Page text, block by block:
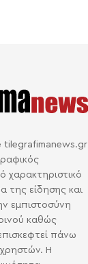
tilegrafimanews.gr
χαρακτηριστικό
της είδησης και
εμπιστοσύνη
καθώς
πάνω
Η